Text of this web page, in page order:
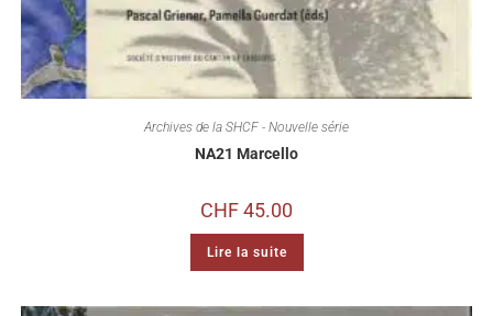
Archives de la SHCF - Nouvelle série
NA21 Marcello
CHF45.00
Lire la suite